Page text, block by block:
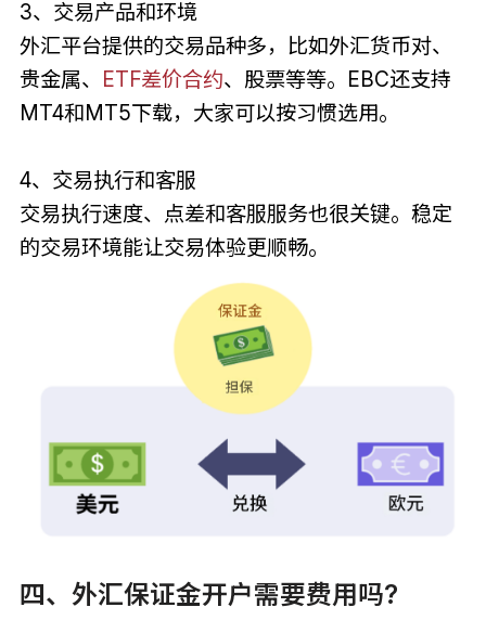
3、交易产品和环境
外汇平台提供的交易品种多，比如外汇货币对、
贵金属、
ETF差价合约、股票等等。EBC还支持
MT4和MT5下载，大家可以按习惯选用。
4、交易执行和客服
交易执行速度、点差和客服服务也很关键。稳定
的交易环境能让交易体验更顺畅。
四、外汇保证金开户需要费用吗?